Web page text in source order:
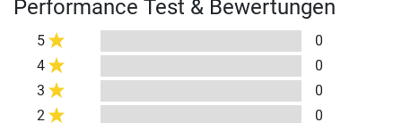
Performance Test & Bewertungen
5
0
4
0
3
0
2
0